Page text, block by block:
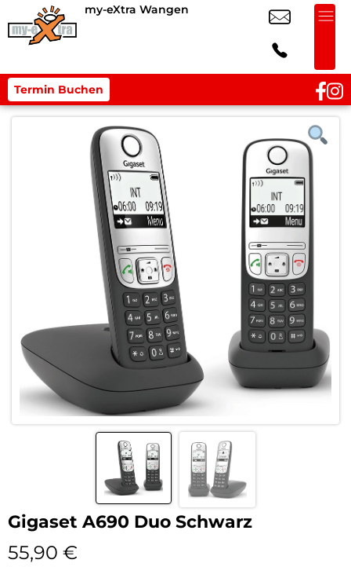
my-eXtra Wangen
Termin Buchen
Gigaset A690 Duo Schwarz
55,90 €